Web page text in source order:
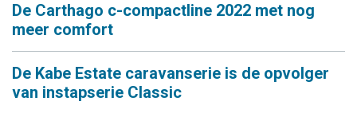
De Carthago c-compactline 2022 met nog
meer comfort
De Kabe Estate caravanserie is de opvolger
van instapserie Classic